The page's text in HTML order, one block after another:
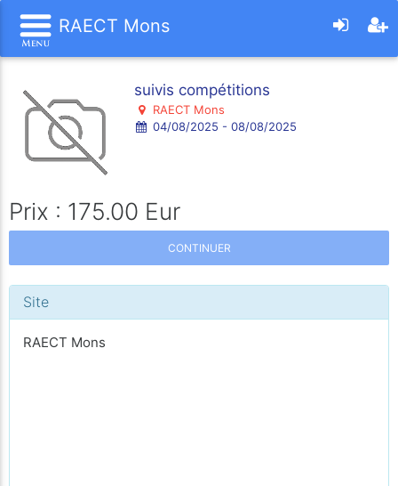
RAECT Mons
suivis compétitions
RAECT Mons
04/08/2025 - 08/08/2025
Prix : 175.00 Eur
CONTINUER
Site
RAECT Mons